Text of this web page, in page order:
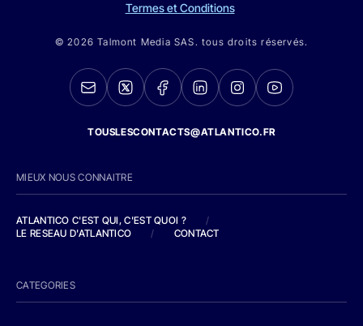
Termes et Conditions
© 2026 Talmont Media SAS. tous droits réservés.
TOUSLESCONTACTS@ATLANTICO.FR
MIEUX NOUS CONNAITRE
ATLANTICO C'EST QUI, C'EST QUOI ?
/
LE RESEAU D'ATLANTICO
/ CONTACT
CATEGORIES